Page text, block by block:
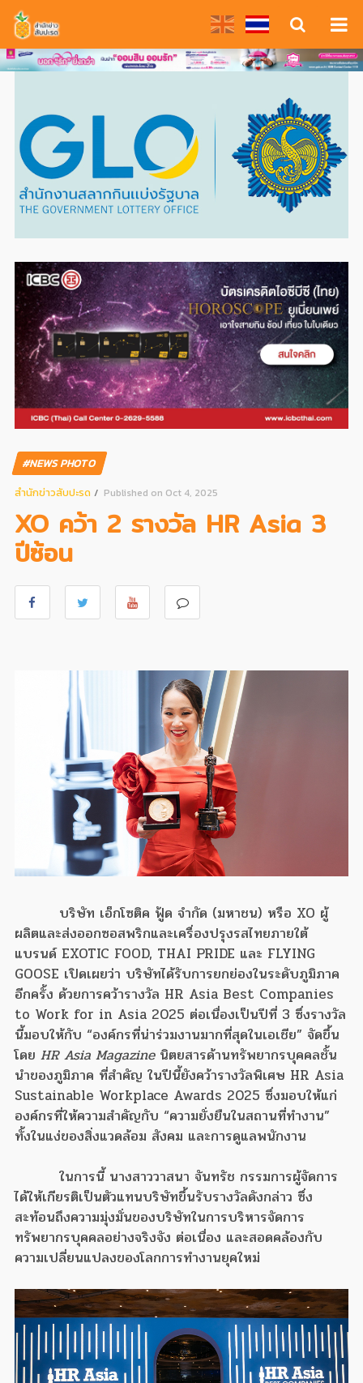
#NEWS PHOTO
สํานักข่าวสับปะรด
Published on Oct 4, 2025
XO คว้า 2 รางวัล HR Asia 3
ปีซ้อน
บริษัท เอ็กโซติค ฟู้ด จำกัด (มหาชน) หรือ XO ผู้
ผลิตและส่งออกซอสพริกและเครื่องปรุงรสไทยภายใต้
แบรนด์ EXOTIC FOOD, THAI PRIDE และ FLYING
GOOSE เปิดเผยว่า บริษัทได้รับการยกย่องในระดับภูมิภาค
อีกครั้ง ด้วยการคว้ารางวัล HR Asia Best Companies
to Work for in Asia 2025 ต่อเนื่องเป็นปีที่ 3 ซึ่งรางวัล
นี้มอบให้กับ “องค์กรที่น่าร่วมงานมากที่สุดในเอเชีย” จัดขึ้น
โดย HR Asia Magazineนิตยสารด้านทรัพยากรบุคคลชั้น
นำของภูมิภาค ที่สำคัญ ในปีนี้ยังคว้ารางวัลพิเศษ HR Asia
Sustainable Workplace Awards 2025 ซึ่งมอบให้แก่
องค์กรที่ให้ความสำคัญกับ “ความยั่งยืนในสถานที่ทำงาน”
ทั้งในแง่ของสิ่งแวดล้อม สังคม และการดูแลพนักงาน
ในการนี้ นางสาววาสนา จันทรัช กรรมการผู้จัดการ
ได้ให้เกียรติเป็นตัวแทนบริษัทขึ้นรับรางวัลดังกล่าว ซึ่ง
สะท้อนถึงความมุ่งมั่นของบริษัทในการบริหารจัดการ
ทรัพยากรบุคคลอย่างจริงจัง ต่อเนื่อง และสอดคล้องกับ
ความเปลี่ยนแปลงของโลกการทำงานยุคใหม่